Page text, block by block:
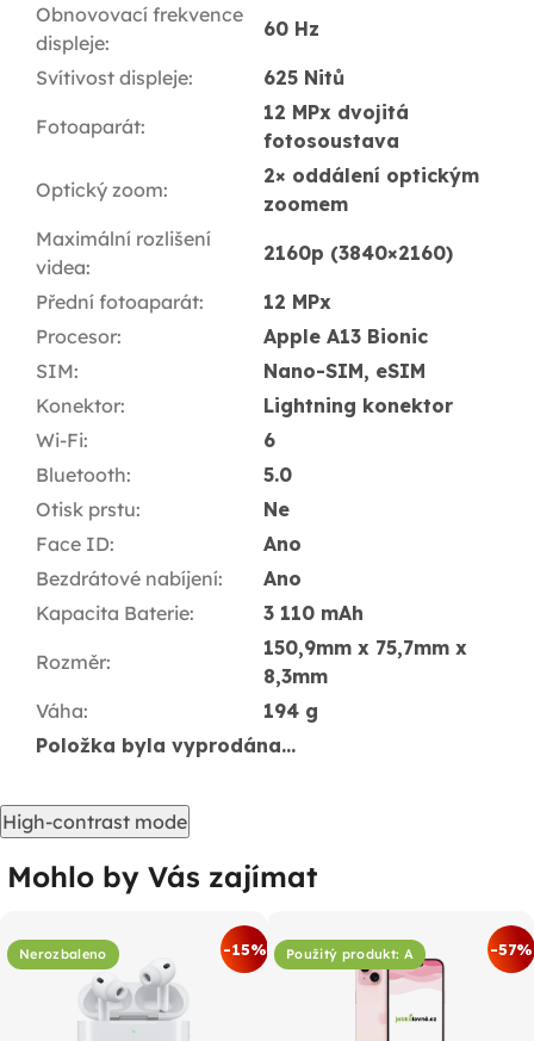
Obnovovací frekvence
displeje:
60 Hz
Svítivost displeje: 625 Nitů
Fotoaparát:
12 MPx dvojitá
fotosoustava
Optický zoom:
2× oddálení optickým
zoomem
Maximální rozlišení
videa:
2160p (3840×2160)
Přední fotoaparát:
12 MPx
Procesor:
Apple A13 Bionic
SIM:
Nano-SIM, eSIM
Konektor:
Lightning konektor
Wi-Fi:
6
Bluetooth:
5.0
Otisk prstu:
Ne
Face ID:
Ano
Bezdrátové nabíjení:
Ano
Kapacita Baterie: 3 110 mAh
Rozměr:
150,9mm x 75,7mm x
8,3mm
Váha:
194 g
Položka byla vyprodána…
High-contrast mode
Mohlo by Vás zajímat
Nerozbaleno -15% Použitý produkt: A -57%